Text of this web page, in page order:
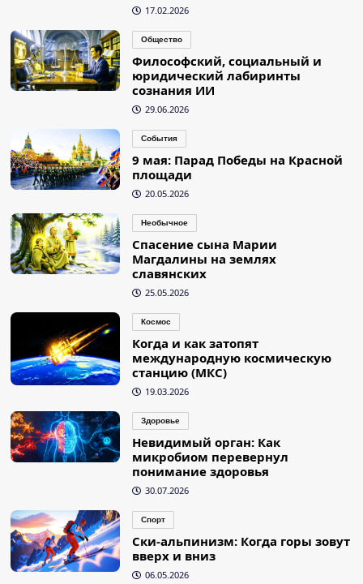
17.02.2026
Общество
Философский, социальный и
юридический лабиринты
сознания ИИ
29.06.2026
События
9 мая: Парад Победы на Красной
площади
20.05.2026
Необычное
Спасение сына Марии
Магдалины на землях
славянских
25.05.2026
Космос
Когда и как затопят
международную космическую
станцию (МКС)
19.03.2026
Здоровье
Невидимый орган: Как
микробиом перевернул
понимание здоровья
30.07.2026
Спорт
Ски-альпинизм: Когда горы зовут
вверх и вниз
06.05.2026